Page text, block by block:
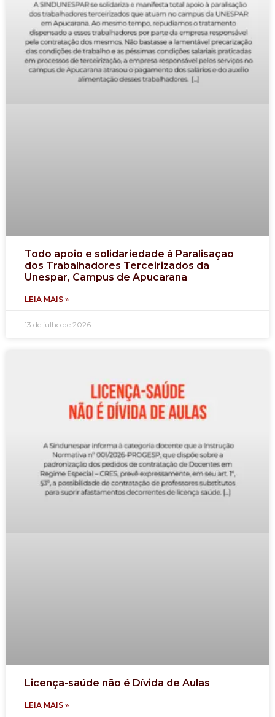
Todo apoio e solidariedade à Paralisação
dos Trabalhadores Terceirizados da
Unespar, Campus de Apucarana
LEIA MAIS »
13 de julho de 2026
Licença-saúde não é Dívida de Aulas
LEIA MAIS »